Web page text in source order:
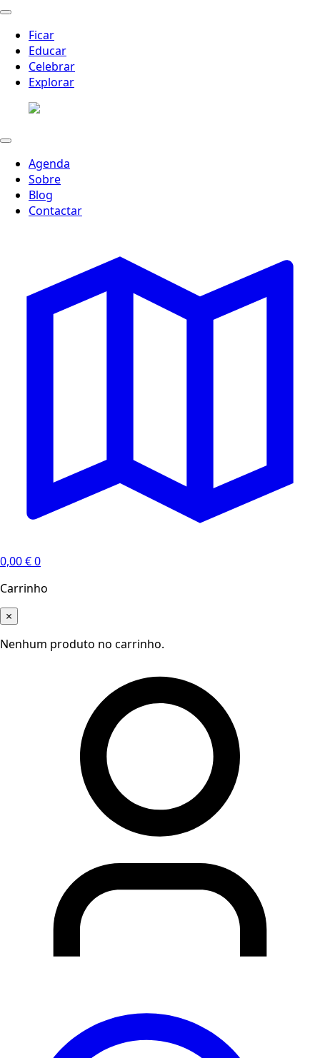
Ficar
Educar
Celebrar
Explorar
Agenda
Sobre
Blog
Contactar
0,00€0
Carrinho
×
Nenhum produto no carrinho.